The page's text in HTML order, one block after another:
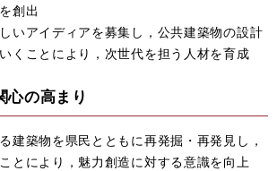
創出
いアイディアを募集し，公共建築物の設計
くことにより，次世代を担う人材を育成
の高まり
建築物を県民とともに再発掘・再発見し，
とにより，魅力創造に対する意識を向上